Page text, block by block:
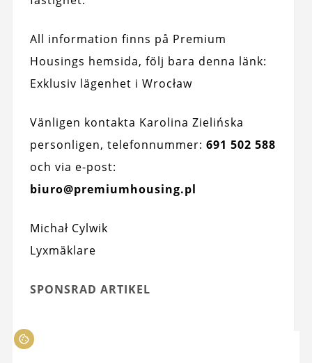
All information finns på Premium
Housings hemsida, följ bara denna länk:
Exklusiv lägenhet i Wrocław
Vänligen kontakta Karolina Zielińska
personligen, telefonnummer: 691 502 588
och via e-post:
biuro@premiumhousing.pl
Michał Cylwik
Lyxmäklare
SPONSRAD ARTIKEL